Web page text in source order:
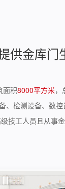
供金库门
面积8000平方米，
、检测设备、数控
技工人员且从事